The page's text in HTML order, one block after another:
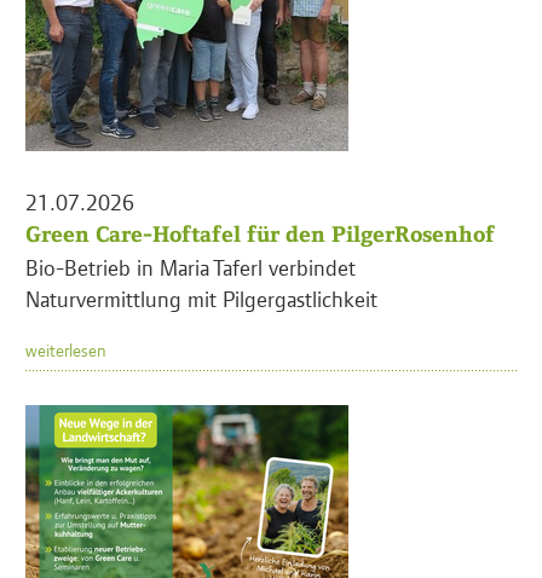
21.07.2026
Green Care-Hoftafel für den PilgerRosenhof
Bio-Betrieb in Maria Taferl verbindet
Naturvermittlung mit Pilgergastlichkeit
weiterlesen